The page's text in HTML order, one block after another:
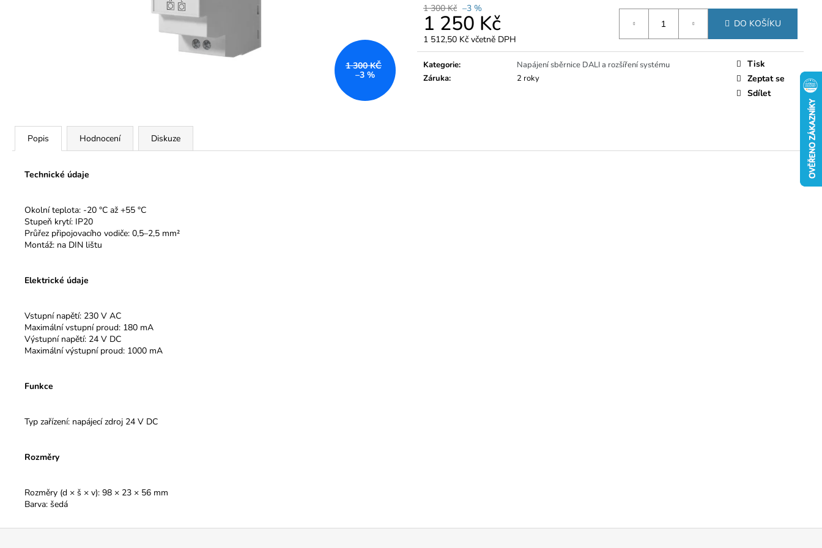
1 300 Kč –3 %
1 250 Kč
1 512,50 Kč včetně DPH
Měrná
cena:
DO KOŠÍKU
Kategorie:
Napájení sběrnice DALI a rozšíření systému
Záruka: 2 roky
Tisk
Zeptat se
Sdílet
1 300 KČ
–3 %
Popis Hodnocení Diskuze
Technické údaje
Okolní teplota: -20 °C až +55 °C
Stupeň krytí: IP20
Průřez připojovacího vodiče: 0,5–2,5 mm²
Montáž: na DIN lištu
Elektrické údaje
Vstupní napětí: 230 V AC
Maximální vstupní proud: 180 mA
Výstupní napětí: 24 V DC
Maximální výstupní proud: 1000 mA
Funkce
Typ zařízení: napájecí zdroj 24 V DC
Rozměry
Rozměry (d × š × v): 98 × 23 × 56 mm
Barva: šedá